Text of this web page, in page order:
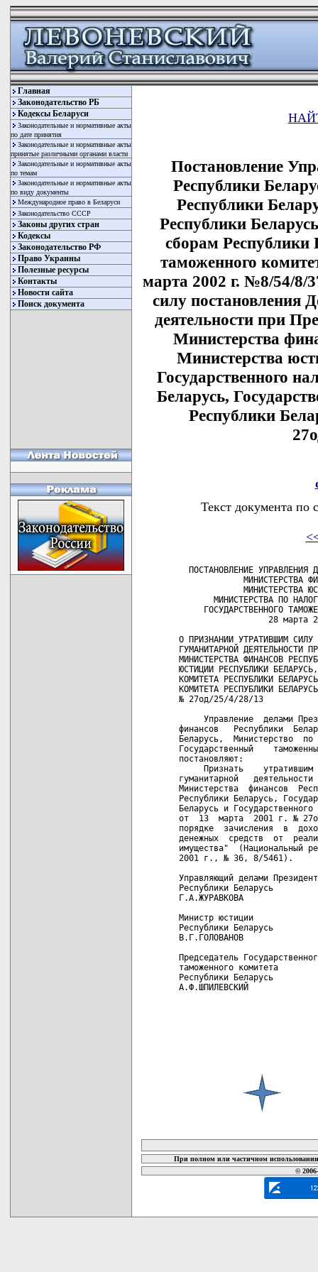
Главная
Законодательство РБ
Кодексы Беларуси
Законодательные и нормативные акты
по дате принятия
Законодательные и нормативные акты
принятые различными органами власти
Законодательные и нормативные акты
по темам
Законодательные и нормативные акты
по виду документы
Международное право в Беларуси
Законодательство СССР
Законы других стран
Кодексы
Законодательство РФ
Право Украины
Полезные ресурсы
Контакты
Новости сайта
Поиск документа
Постановление
Республики
Республики
Республики
сборам Республики
таможенного
марта 2002 г. №8/54/
силу постановления
деятельности при
Министерства
Министерства
Государственного
Беларусь,
Республики
Текст документа по
ПОСТАНОВЛЕНИЕ УПРАВЛЕНИЯ
МИНИСТЕРСТВА
МИНИСТЕРСТВА
МИНИСТЕРСТВА ПО
ГОСУДАРСТВЕННОГО
28 марта
О ПРИЗНАНИИ УТРАТИВШИМ СИЛУ
ГУМАНИТАРНОЙ ДЕЯТЕЛЬНОСТИ
МИНИСТЕРСТВА ФИНАНСОВ
ЮСТИЦИИ РЕСПУБЛИКИ
КОМИТЕТА РЕСПУБЛИКИ
КОМИТЕТА РЕСПУБЛИКИ
№ 27од/25/4/28/13
Управление  делами
финансов   Республики
Беларусь,  Министерство
Государственный
постановляют:
Признать    утратившим
гуманитарной
Министерства  финансов
Республики Беларусь,
Беларусь и
от  13  марта  2001 г. №
порядке  зачисления  в
денежных  средств  от
имущества"  (Национальный
2001 г., № 36, 8/5461).
Управляющий делами
Республики Беларусь
Г.А.ЖУРАВКОВА
Министр юстиции
Республики Беларусь
В.Г.ГОЛОВАНОВ
Председатель
таможенного комитета
Республики Беларусь
А.Ф.ШПИЛЕВСКИЙ
При полном или частичном
©